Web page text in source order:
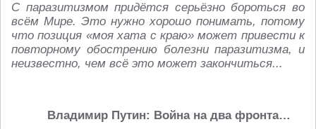
С паразитизмом придётся серьёзно бороться во
всём Мире. Это нужно хорошо понимать, потому
что позиция «моя хата с краю» может привести к
повторному обострению болезни паразитизма, и
неизвестно, чем всё это может закончиться...
Владимир Путин: Война на два фронта…